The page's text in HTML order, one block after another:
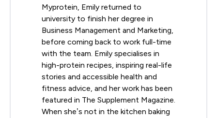
Myprotein, Emily returned to
university to finish her degree in
Business Management and Marketing,
before coming back to work full-time
with the team. Emily specialises in
high-protein recipes, inspiring real-life
stories and accessible health and
fitness advice, and her work has been
featured in The Supplement Magazine.
When she’s not in the kitchen baking